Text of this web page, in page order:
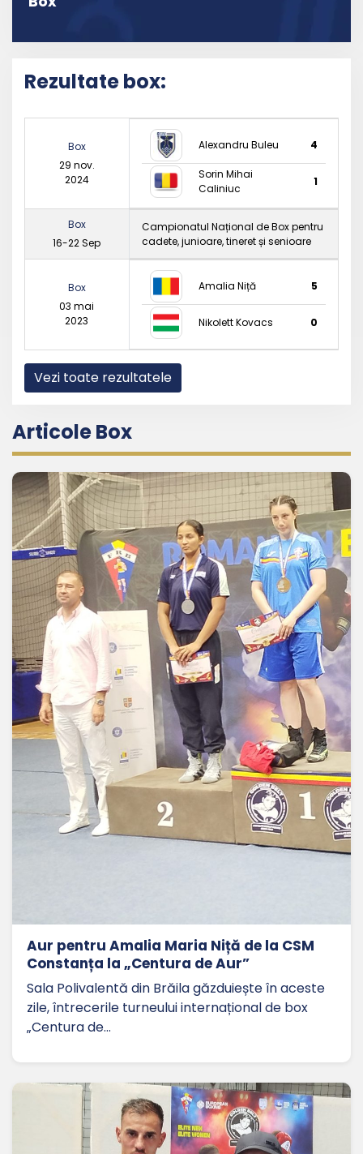
Rezultate box:
Box
29 nov.
2024
Alexandru Buleu 4
Sorin Mihai
Caliniuc
1
Box
16-22 Sep
Campionatul Național de Box pentru
cadete, junioare, tineret și senioare
Box
03 mai
2023
Amalia Niță 5
Nikolett Kovacs 0
Vezi toate rezultatele
Articole Box
Aur pentru Amalia Maria Niță de la CSM
Constanța la „Centura de Aur”
Sala Polivalentă din Brăila găzduiește în aceste
zile, întrecerile turneului internațional de box
„Centura de…